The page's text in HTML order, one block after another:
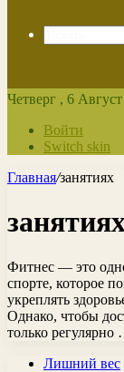
Четверг , 6
Войти
Switch skin
Главная/занятиях
Фитнес — это
спорте, которое
укреплять
Однако, чтобы
только регулярно
Лишний вес